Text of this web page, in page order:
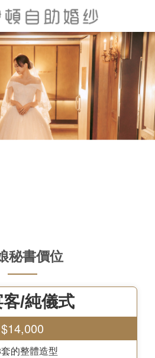
秘書價位
/純儀式
$14,000
的整體造型